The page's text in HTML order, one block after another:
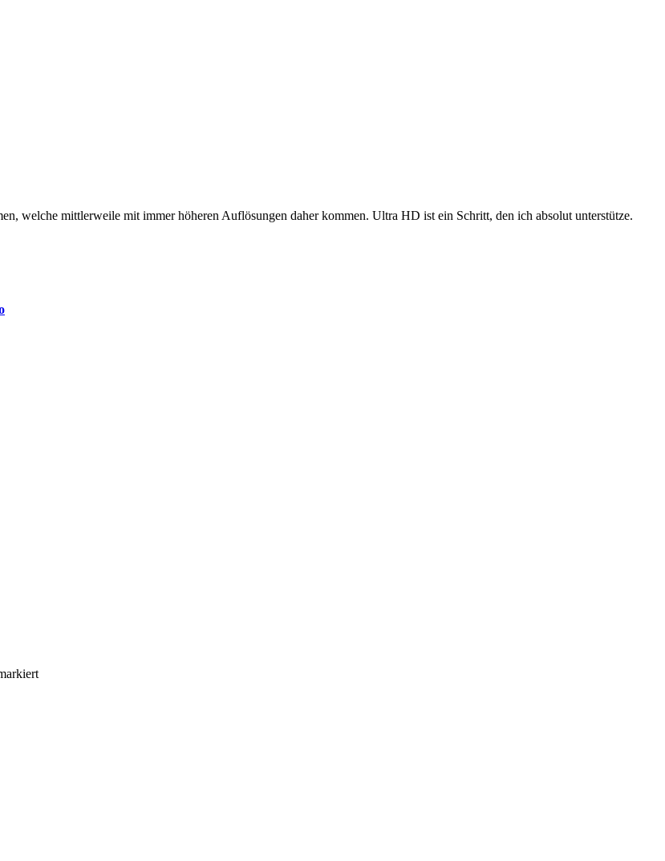
welche mittlerweile mit immer höheren Auflösungen daher kommen. Ultra HD ist ein Schritt, den ich absolut unterstütze.